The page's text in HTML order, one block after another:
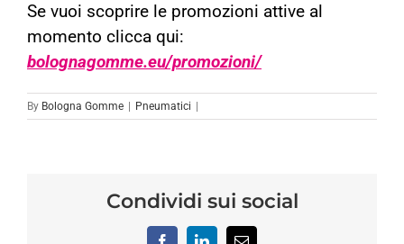
Se vuoi scoprire le promozioni attive al
momento clicca qui:
bolognagomme.eu/promozioni/
By Bologna Gomme | Pneumatici |
Condividi sui social
FacebookLinkedInEmail